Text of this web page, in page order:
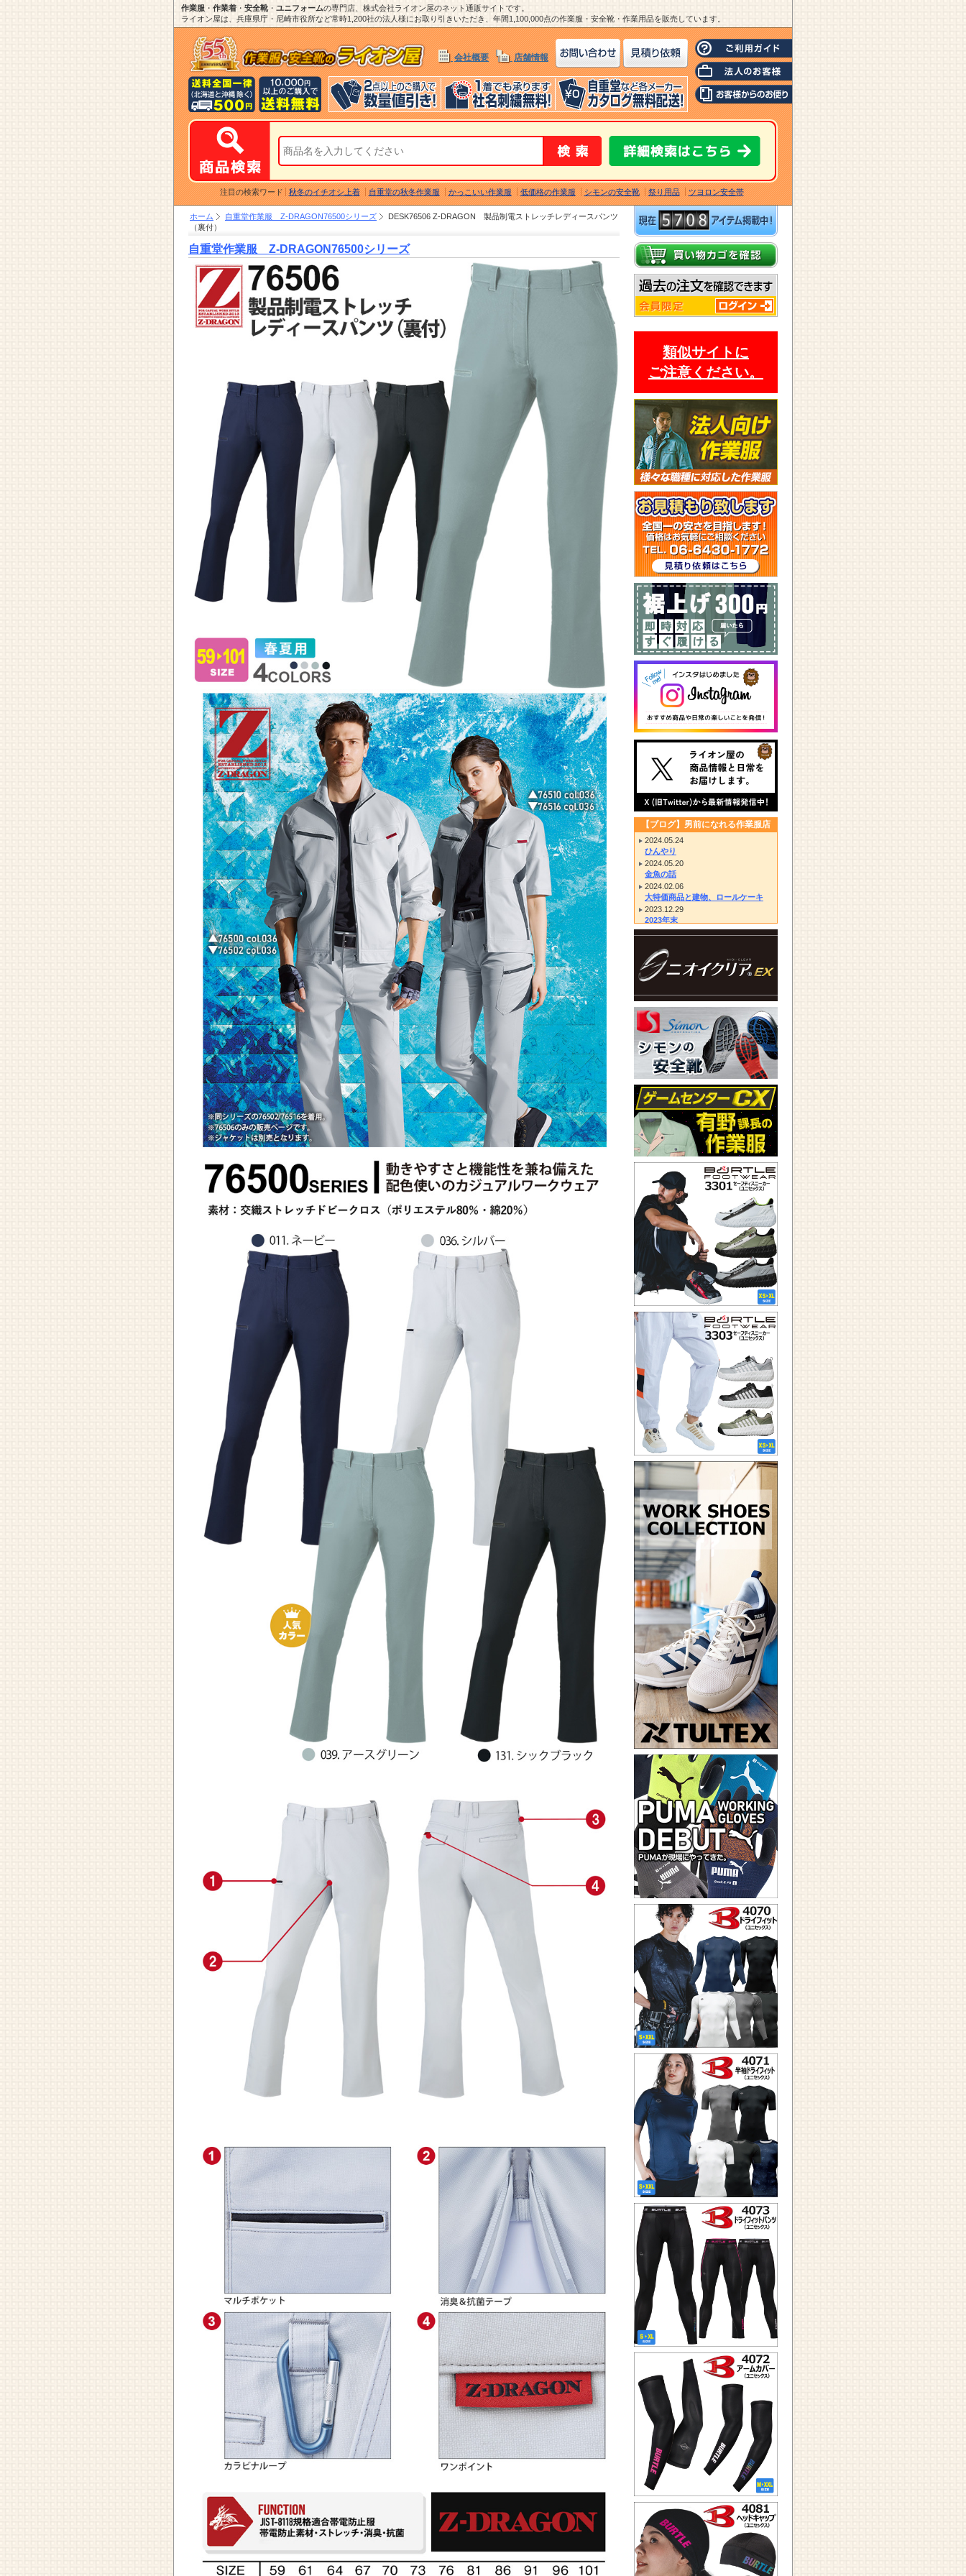
作業服 ・ 作業着 ・ 安全靴・ ユニフォームの専門店、株式会社ライオン屋のネット通販サイトです。
ライオン屋は、兵庫県庁・尼崎市役所など常時1,200社の法人様にお取り引きいただき、年間1,100,000点の作業服・安全靴・作業用品を販売しています。
会社概要 店舗情報
注目の検索ワード 秋冬のイチオシ上着 自重堂の秋冬作業服 かっこいい作業服 低価格の作業服 シモンの安全靴 祭り用品 ツヨロン安全帯
ホーム 自重堂作業服 Z-DRAGON76500シリーズ
DESK76506 Z-DRAGON 製品制電ストレッチレディースパンツ
（裏付）
自重堂作業服 Z-DRAGON76500シリーズ
類似サイトに
ご注意ください。
【ブログ】男前になれる作業服店
2024.05.24
ひんやり
2024.05.20
金魚の話
2024.02.06
大特価商品と建物、ロールケーキ
2023.12.29
2023年末
2023.12.14